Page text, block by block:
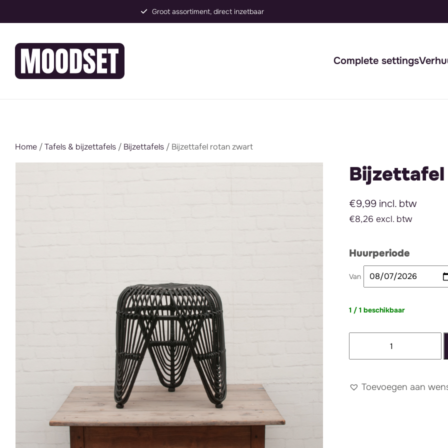
Complete settings
Home /Tafels & bijzettafels / Bijzettafels / Bijzettafel rotan zwart
€9,99 incl. btw
€8,26 excl. btw
Huurperiode
Van
1 / 1 beschikbaar
aantal
Toevoegen aan